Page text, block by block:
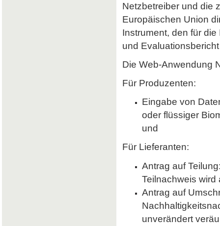
Netzbetreiber und die
Europäischen Union
Instrument, den für
und
Die Web-Anwendung
Für Produzenten:
Eingabe von
oder flüssiger
und
Für Lieferanten:
Antrag auf
Teilnachweis wird
Antrag auf
unverändert